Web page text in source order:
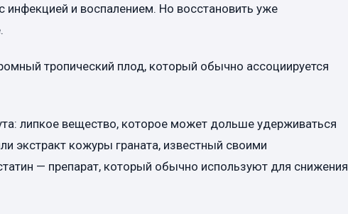
и воспалением. Но восстановить уже
тропический плод, который обычно ассоциируется
липкое вещество, которое может дольше удерживаться
экстракт кожуры граната, известный своими
— препарат, который обычно используют для снижения